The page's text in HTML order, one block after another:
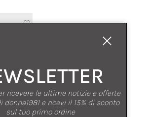
ricevere le ultime notizie e offerte
donna1981 e ricevi il 15% di sconto
sul tuo primo ordine